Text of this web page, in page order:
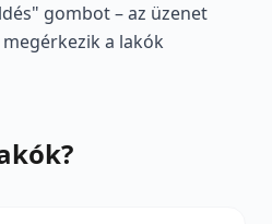
gombot – az üzenet
a lakók